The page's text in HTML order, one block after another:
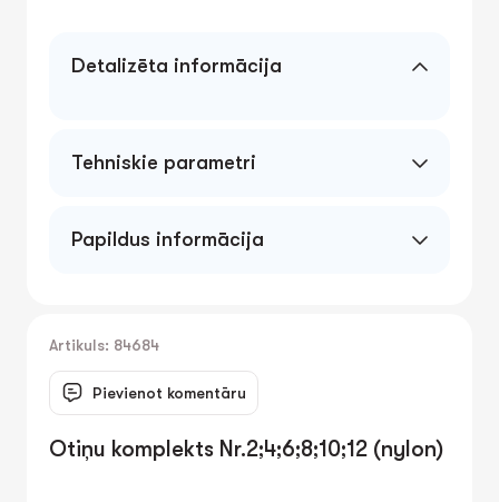
Detalizēta informācija
Tehniskie parametri
Papildus informācija
Artikuls: 84684
Pievienot komentāru
Otiņu komplekts Nr.2;4;6;8;10;12 (nylon)